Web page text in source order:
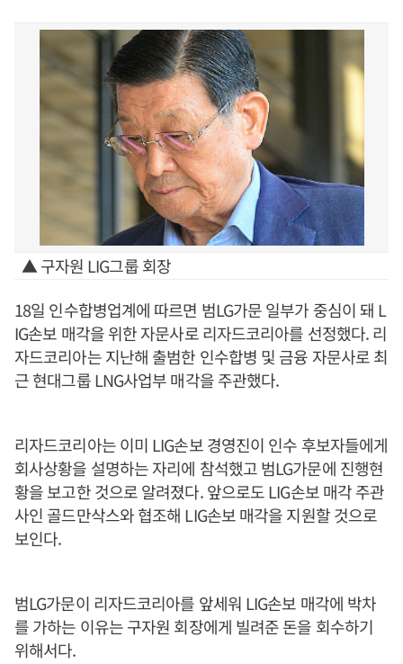
▲ 구자원 LIG그룹 회장
18일 인수합병업계에 따르면 범LG가문 일부가 중심이 돼 L
IG손보 매각을 위한 자문사로 리자드코리아를 선정했다. 리
자드코리아는 지난해 출범한 인수합병 및 금융 자문사로 최
근 현대그룹 LNG사업부 매각을 주관했다.
리자드코리아는 이미 LIG손보 경영진이 인수 후보자들에게
회사상황을 설명하는 자리에 참석했고 범LG가문에 진행현
황을 보고한 것으로 알려졌다. 앞으로도 LIG손보 매각 주관
사인 골드만삭스와 협조해 LIG손보 매각을 지원할 것으로
보인다.
범LG가문이 리자드코리아를 앞세워 LIG손보 매각에 박차
를 가하는 이유는 구자원 회장에게 빌려준 돈을 회수하기
위해서다.